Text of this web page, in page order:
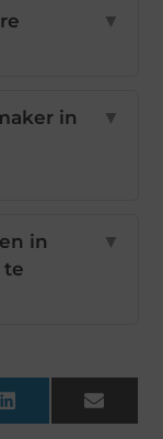
▼
in
▼
in
te
▼
LinkedInEmail